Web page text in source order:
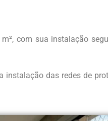
com sua instalação
das redes de